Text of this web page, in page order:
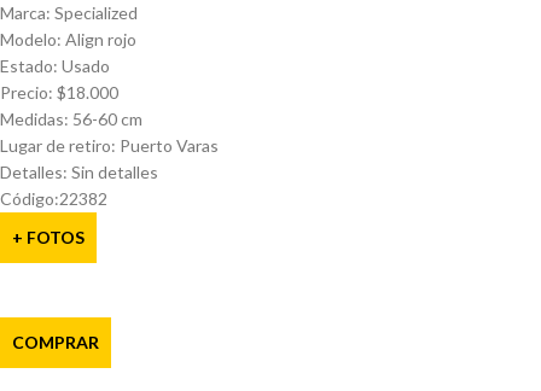
Marca: Specialized
Modelo: Align rojo
Estado: Usado
Precio: $18.000
Medidas: 56-60 cm
Lugar de retiro: Puerto Varas
Detalles: Sin detalles
Código:22382
+ FOTOS
COMPRAR